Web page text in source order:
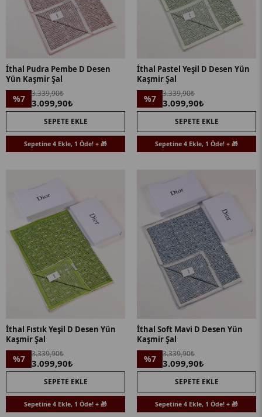
İthal Pudra Pembe D Desen
Yün Kaşmir Şal
%7 3.339,90₺
3.099,90₺
SEPETE EKLE
Sepetine 4 Ekle, 1 Öde! + 🎁
İthal Pastel Yeşil D Desen Yün
Kaşmir Şal
%7 3.339,90₺
3.099,90₺
SEPETE EKLE
Sepetine 4 Ekle, 1 Öde! + 🎁
İthal Fıstık Yeşil D Desen Yün
Kaşmir Şal
%7 3.339,90₺
3.099,90₺
SEPETE EKLE
Sepetine 4 Ekle, 1 Öde! + 🎁
İthal Soft Mavi D Desen Yün
Kaşmir Şal
%7 3.339,90₺
3.099,90₺
SEPETE EKLE
Sepetine 4 Ekle, 1 Öde! + 🎁